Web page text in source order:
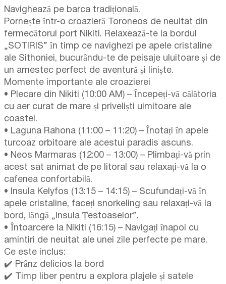
Navighează pe barca tradițională.
Pornește într-o croazieră Toroneos de neuitat din
fermecătorul port Nikiti. Relaxează-te la bordul
„SOTIRIS” în timp ce navighezi pe apele cristaline
ale Sithoniei, bucurându-te de peisaje uluitoare și de
un amestec perfect de aventură și liniște.
Momente importante ale croazierei
• Plecare din Nikiti (10:00 AM) – Începeți-vă călătoria
cu aer curat de mare și priveliști uimitoare ale
coastei.
• Laguna Rahona (11:00 – 11:20) – Înotați în apele
turcoaz orbitoare ale acestui paradis ascuns.
• Neos Marmaras (12:00 – 13:00) – Plimbați-vă prin
acest sat animat de pe litoral sau relaxați-vă la o
cafenea confortabilă.
• Insula Kelyfos (13:15 – 14:15) – Scufundați-vă în
apele cristaline, faceți snorkeling sau relaxați-vă la
bord, lângă „Insula Țestoaselor”.
• Întoarcere la Nikiti (16:15) – Navigați înapoi cu
amintiri de neuitat ale unei zile perfecte pe mare.
Ce este inclus:
✔️ Prânz delicios la bord
✔️ Timp liber pentru a explora plajele și satele